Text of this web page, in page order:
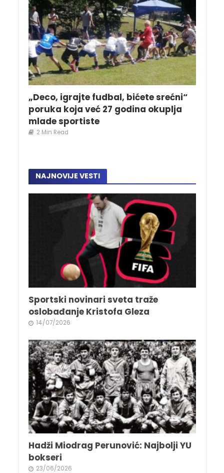
„Deco, igrajte fudbal, bićete srećni“
poruka koja već 27 godina okuplja
mlade sportiste
2 Min Read
NAJNOVIJE VESTI
Sportski novinari sveta traže
oslobađanje Kristofa Gleza
14/07/2026
Hadži Miodrag Perunović: Najbolji YU
bokseri
23/06/2026